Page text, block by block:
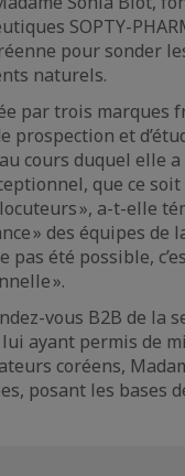
SOPTY-
pour sonder
naturels.
par trois marques
prospection et
cours duquel elle
que ce
», a-t-elle
» des équipes de
pas été possible,
».
vous B2B de la
lui ayant permis de
coréens,
posant les bases